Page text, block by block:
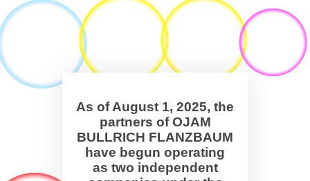
As of August 1, 2025, the
partners of OJAM
BULLRICH FLANZBAUM
have begun operating
as two independent